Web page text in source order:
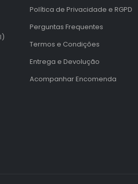
Política de Privacidade e RGPD
Perguntas Frequentes
Termos e Condições
Entrega e Devolução
Acompanhar Encomenda